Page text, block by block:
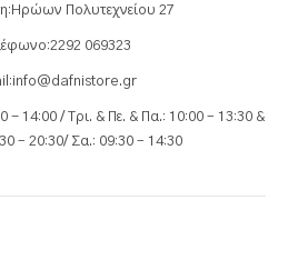
Ηρώων Πολυτεχνείου 27
2292 069323
info@dafnistore.gr
- 14:00 / Τρι. & Πε. & Πα.: 10:00 – 13:30 &
– 20:30/ Σα.: 09:30 – 14:30